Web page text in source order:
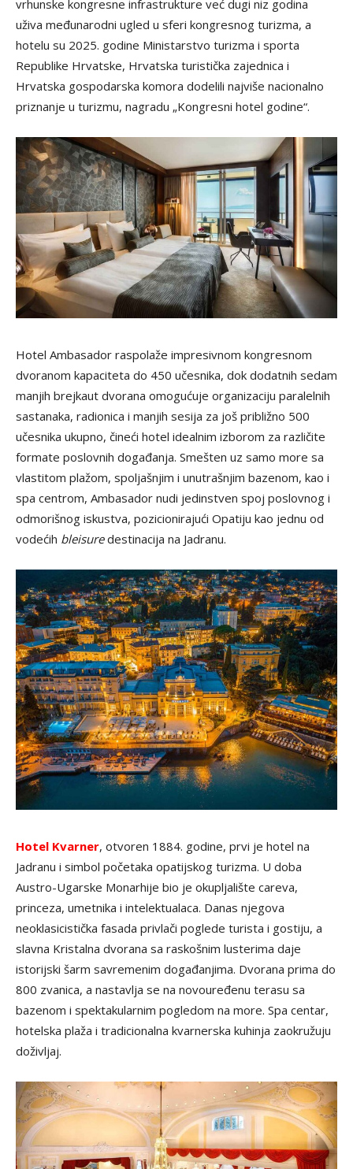
vrhunske kongresne infrastrukture već dugi niz godina
uživa međunarodni ugled u sferi kongresnog turizma, a
hotelu su 2025. godine Ministarstvo turizma i sporta
Republike Hrvatske, Hrvatska turistička zajednica i
Hrvatska gospodarska komora dodelili najviše nacionalno
priznanje u turizmu, nagradu „Kongresni hotel godine“.
Hotel Ambasador raspolaže impresivnom kongresnom
dvoranom kapaciteta do 450 učesnika, dok dodatnih sedam
manjih brejkaut dvorana omogućuje organizaciju paralelnih
sastanaka, radionica i manjih sesija za još približno 500
učesnika ukupno, čineći hotel idealnim izborom za različite
formate poslovnih događanja. Smešten uz samo more sa
vlastitom plažom, spoljašnjim i unutrašnjim bazenom, kao i
spa centrom, Ambasador nudi jedinstven spoj poslovnog i
odmorišnog iskustva, pozicionirajući Opatiju kao jednu od
vodećih bleisuredestinacija na Jadranu.
Hotel Kvarner, otvoren 1884. godine, prvi je hotel na
Jadranu i simbol početaka opatijskog turizma. U doba
Austro-Ugarske Monarhije bio je okupljalište careva,
princeza, umetnika i intelektualaca. Danas njegova
neoklasicistička fasada privlači poglede turista i gostiju, a
slavna Kristalna dvorana sa raskošnim lusterima daje
istorijski šarm savremenim događanjima. Dvorana prima do
800 zvanica, a nastavlja se na novouređenu terasu sa
bazenom i spektakularnim pogledom na more. Spa centar,
hotelska plaža i tradicionalna kvarnerska kuhinja zaokružuju
doživljaj.